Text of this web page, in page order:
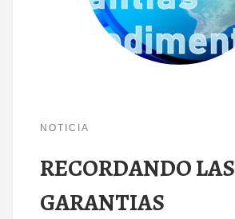
NOTICIA
RECORDANDO LAS
GARANTIAS